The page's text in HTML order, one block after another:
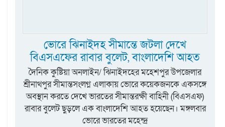
ভোরে ঝিনাইদহ সীমান্তে জটলা দেখে
বিএসএফের রাবার বুলেট, বাংলাদেশি আহত
দৈনিক কুষ্টিয়া অনলাইন/ ঝিনাইদহের মহেশপুর উপজেলার
শ্রীনাথপুর সীমান্তসংলগ্ন এলাকায় ভোরে কয়েকজনকে একসঙ্গে
অবস্থান করতে দেখে ভারতের সীমান্তরক্ষী বাহিনী (বিএসএফ)
রাবার বুলেট ছুড়লে এক বাংলাদেশি আহত হয়েছেন। মঙ্গলবার
ভোরে ভারতের মহেন্দ্র